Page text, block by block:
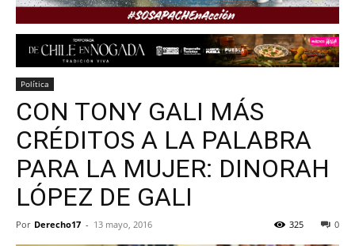
Política
CON TONY GALI MÁS
CRÉDITOS A LA PALABRA
PARA LA MUJER: DINORAH
LÓPEZ DE GALI
Por Derecho17 - 13 mayo, 2016 0
325